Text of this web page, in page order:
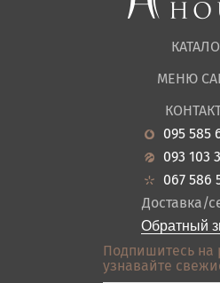
Офисная
Садовая
Гостиная
Кухня
Прихожие
Ванная
Акции
МЕНЮ
О нас
Новости
Гарантия
Кредит
Оплата и
Отзывы
Контакты
Карта сайта
095 585
093 103
067 586
Доставка/
Обратный
Подпишитесь на
узнавайте